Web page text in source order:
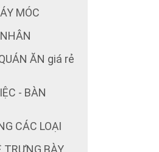
MÓC
ĂN giá rẻ
- BÀN
CÁC LOẠI
TRƯNG BÀY